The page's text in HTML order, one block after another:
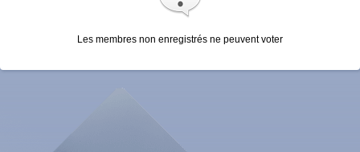
Les membres non enregistrés ne peuvent voter